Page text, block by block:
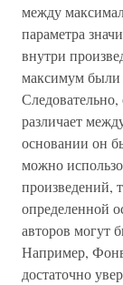
между
параметра
внутри
максимум были
различает
основании он
можно
произведений,
определенной
авторов могут
Например,
достаточно